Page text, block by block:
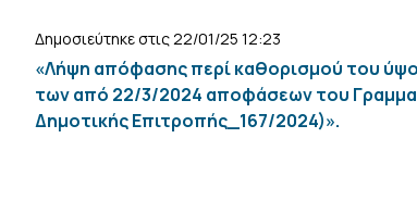
Δημοσιεύτηκε στις 22/01/25 12:23
«Λήψη απόφασης περί καθορισμού του
των από 22/3/2024 αποφάσεων του
Δημοτικής Επιτροπής_167/2024)».